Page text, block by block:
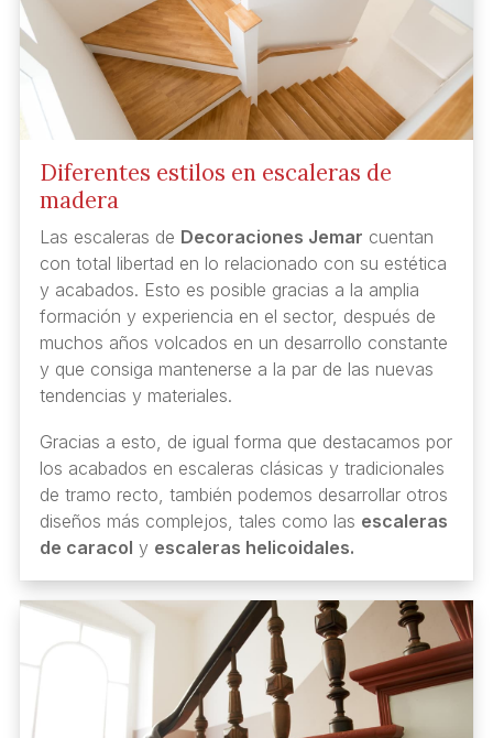
Diferentes estilos en escaleras de
madera
Las escaleras de Decoraciones Jemar cuentan
con total libertad en lo relacionado con su estética
y acabados. Esto es posible gracias a la amplia
formación y experiencia en el sector, después de
muchos años volcados en un desarrollo constante
y que consiga mantenerse a la par de las nuevas
tendencias y materiales.
Gracias a esto, de igual forma que destacamos por
los acabados en escaleras clásicas y tradicionales
de tramo recto, también podemos desarrollar otros
diseños más complejos, tales como las escaleras
de caracol y escaleras helicoidales.